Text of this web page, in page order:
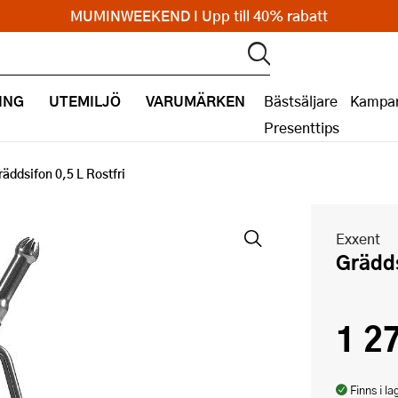
UTEMILJÖ VARUMÄRKEN Bästsäljare
Presenttips
0,5 L Rostfri
Exxent
1
Finns i
MUMINWEEKEND I Upp till 40% rabatt